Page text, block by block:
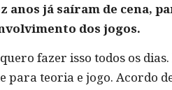
anos já saíram de cena,
dos jogos.
fazer isso todos os
teoria e jogo. Acordo